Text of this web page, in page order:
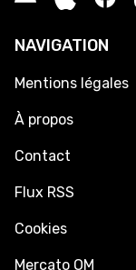
NAVIGATION
Mentions légales
À propos
Contact
Flux RSS
Cookies
Mercato OM